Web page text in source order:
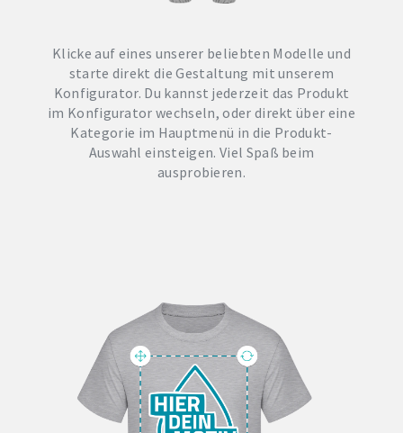
Klicke auf eines unserer beliebten Modelle und
starte direkt die Gestaltung mit unserem
Konfigurator. Du kannst jederzeit das Produkt
im Konfigurator wechseln, oder direkt über eine
Kategorie im Hauptmenü in die Produkt-
Auswahl einsteigen. Viel Spaß beim
ausprobieren.